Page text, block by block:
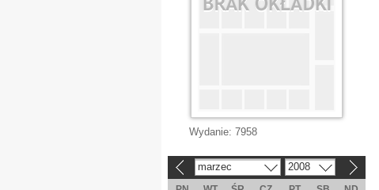
Wydanie: 7958
marzec 2008